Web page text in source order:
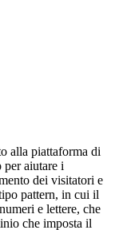
alla piattaforma di
aiutare i
dei visitatori e
pattern, in cui il
e lettere, che
che imposta il